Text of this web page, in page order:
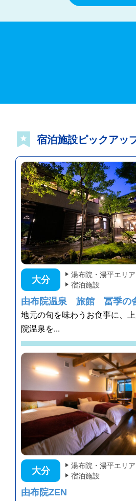
宿泊施設ピックアッ
大分
湯布院・湯平エリア
宿泊施設
由布院温泉 旅館 冨季の
地元の旬を味わうお食事に、
院温泉を...
大分
湯布院・湯平エリア
宿泊施設
由布院ZEN